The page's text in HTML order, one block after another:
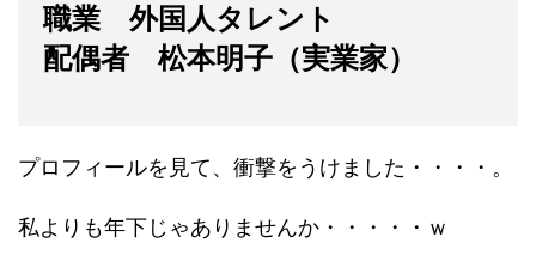
職業 外国人タレント
配偶者 松本明子（実業家）
プロフィールを見て、衝撃をうけました・・・・。
私よりも年下じゃありませんか・・・・・ｗ